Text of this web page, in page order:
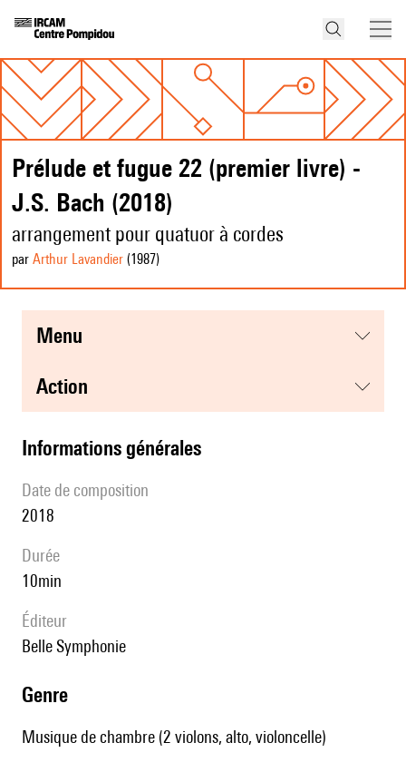
Prélude et fugue 22 (premier livre) -
J.S. Bach (2018)
arrangement pour quatuor à cordes
par Arthur Lavandier (1987)
menu
action
informations générales
date de composition
2018
durée
10min
éditeur
Belle Symphonie
genre
Musique de chambre (2 violons, alto, violoncelle)